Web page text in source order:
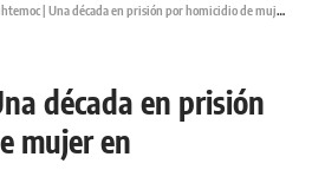
| Una década en prisión por homicidio de mujer en Cuauhtémoc
década en prisión
mujer en